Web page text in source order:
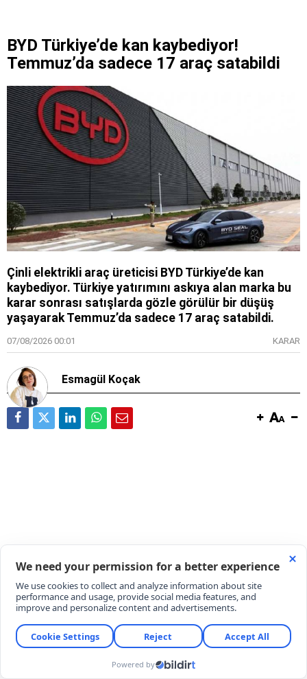
BYD Türkiye’de kan kaybediyor!
Temmuz’da sadece 17 araç satabildi
Çinli elektrikli araç üreticisi BYD Türkiye’de kan
kaybediyor. Türkiye yatırımını askıya alan marka bu
karar sonrası satışlarda gözle görülür bir düşüş
yaşayarak Temmuz’da sadece 17 araç satabildi.
07/08/2026 00:01 KARAR
Esmagül Koçak
Çinli elektrikli araç üreticisi BYD Türkiye pazarında
kan kaybetmeye devam ediyor. Markanın Manisa’da